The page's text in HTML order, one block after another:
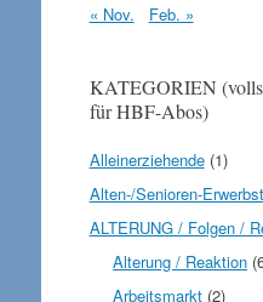
« Nov. Feb. »
KATEGORIEN
für HBF-Abos)
Alleinerziehende(1)
Alten-/Senioren-
ALTERUNG / Folgen /
Alterung / Reaktion
Arbeitsmarkt (2)